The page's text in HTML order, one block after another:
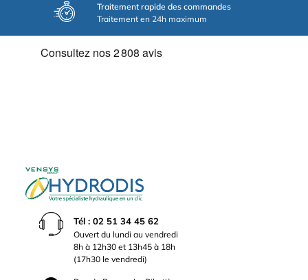
Traitement rapide des commandes
Traitement en 24h maximum
Tél : 02 51 34 45 62
Ouvert du lundi au vendredi
8h à 12h30 et 13h45 à 18h
(17h30 le vendredi)